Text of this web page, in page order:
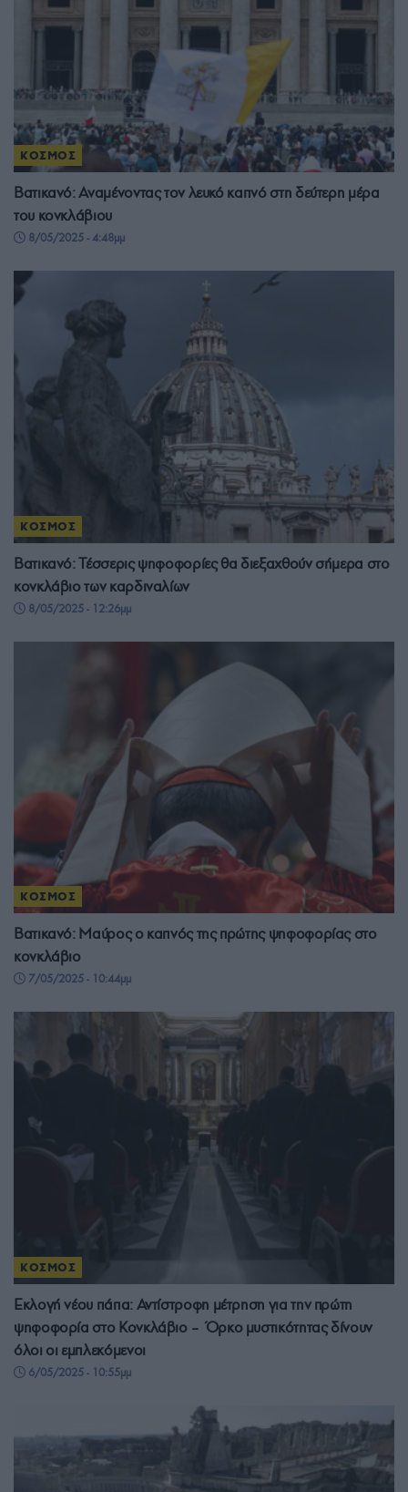
ΚΟΣΜΟΣ
Βατικανό: Αναμένοντας τον λευκό καπνό στη δεύτερη μέρα
του κονκλάβιου
8/05/2025 - 4:48μμ
ΚΟΣΜΟΣ
Βατικανό: Τέσσερις ψηφοφορίες θα διεξαχθούν σήμερα στο
κονκλάβιο των καρδιναλίων
8/05/2025 - 12:26μμ
ΚΟΣΜΟΣ
Βατικανό: Μαύρος ο καπνός της πρώτης ψηφοφορίας στο
κονκλάβιο
7/05/2025 - 10:44μμ
ΚΟΣΜΟΣ
Εκλογή νέου πάπα: Αντίστροφη μέτρηση για την πρώτη
ψηφοφορία στο Κονκλάβιο – Όρκο μυστικότητας δίνουν
όλοι οι εμπλεκόμενοι
6/05/2025 - 10:55μμ